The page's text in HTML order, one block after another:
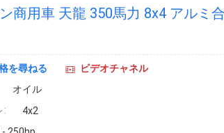
商用車 天龍 350馬力 8x4 アルミ
を尋ねる
ビデオチャネル
オイル
:
4x2